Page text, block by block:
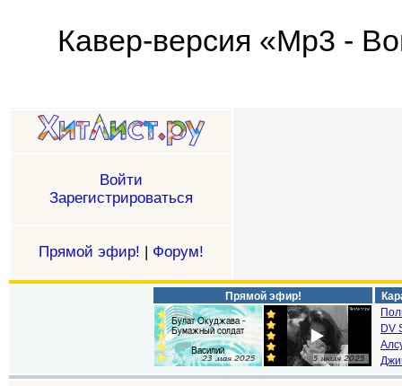
Кавер-версия «Mp3 -
Войти
Зарегистрироваться
Прямой эфир! | Форум!
Прямой эфир!
DV